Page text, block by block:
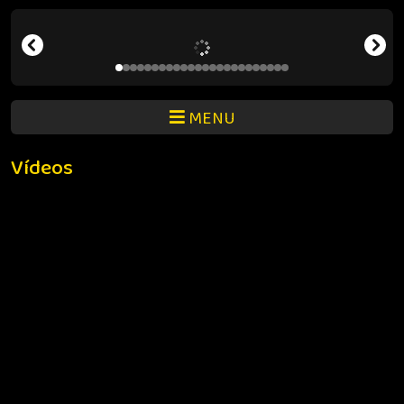
MENU
Vídeos